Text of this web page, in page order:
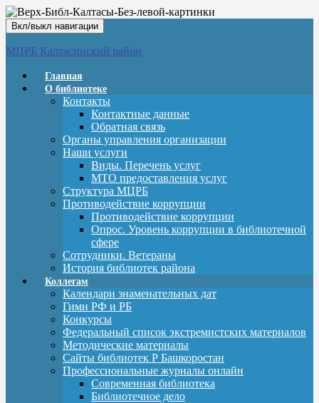
Вкл/выкл навигации
МЦРБ Калтасинский район
Главная
О библиотеке
Контакты
Контактные данные
Обратная связь
Органы управления организации
Наши услуги
Виды. Перечень услуг
МТО предоставления услуг
Структура МЦРБ
Противодействие коррупции
Противодействие коррупции
Опрос. Уровень коррупции в библиотечной
сфере
Сотрудники. Ветераны
История библиотек района
Коллегам
Календари знаменательных дат
Гимн РФ и РБ
Конкурсы
Федеральный список экстремистских материалов
Методические материалы
Сайты библиотек Р Башкоростан
Профессиональные журналы онлайн
Современная библиотека
Библиотечное дело